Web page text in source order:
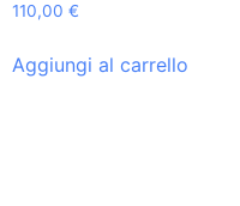
110,00 €
Aggiungi al carrello